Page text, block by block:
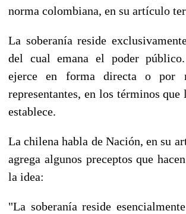
norma colombiana, en su artículo
La soberanía reside
del cual emana el poder
ejerce en forma directa o por
representantes, en los términos
establece.
La chilena habla de Nación, en su
agrega algunos preceptos que
la idea:
"La soberanía reside